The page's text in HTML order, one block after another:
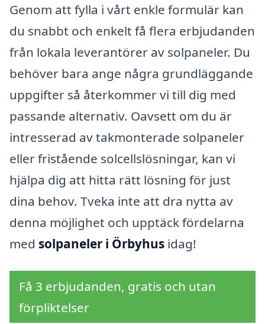
Genom att fylla i vårt enkle formulär kan
du snabbt och enkelt få flera erbjudanden
från lokala leverantörer av solpaneler. Du
behöver bara ange några grundläggande
uppgifter så återkommer vi till dig med
passande alternativ. Oavsett om du är
intresserad av takmonterade solpaneler
eller fristående solcellslösningar, kan vi
hjälpa dig att hitta rätt lösning för just
dina behov. Tveka inte att dra nytta av
denna möjlighet och upptäck fördelarna
med solpaneler i Örbyhus idag!
Få 3 erbjudanden, gratis och utan
förpliktelser